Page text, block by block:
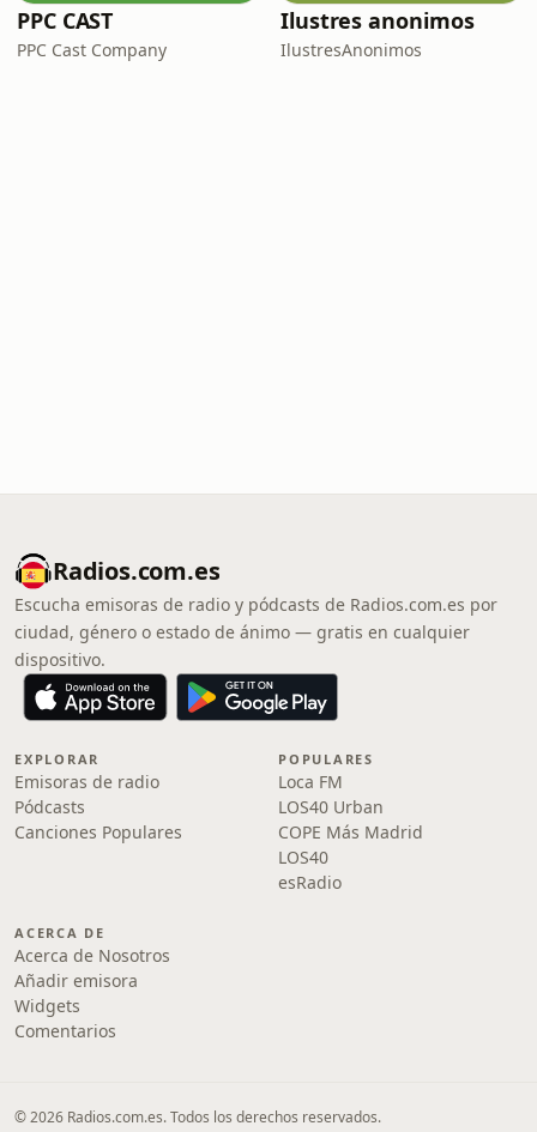
PPC CAST
PPC Cast Company
Ilustres anonimos
IlustresAnonimos
Radios.com.es
Escucha emisoras de radio y pódcasts de Radios.com.es por
ciudad, género o estado de ánimo — gratis en cualquier
dispositivo.
EXPLORAR
Emisoras de radio
Pódcasts
Canciones Populares
POPULARES
Loca FM
LOS40 Urban
COPE Más Madrid
LOS40
esRadio
ACERCA DE
Acerca de Nosotros
Añadir emisora
Widgets
Comentarios
© 2026 Radios.com.es. Todos los derechos reservados.